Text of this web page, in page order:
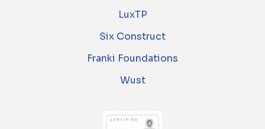
LuxTP
Six Construct
Franki Foundations
Wust